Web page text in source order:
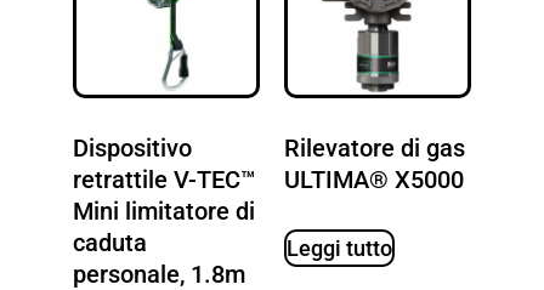
Dispositivo
retrattile V-TEC™
Mini limitatore di
caduta
personale, 1.8m
Rilevatore di gas
ULTIMA® X5000
Leggi tutto